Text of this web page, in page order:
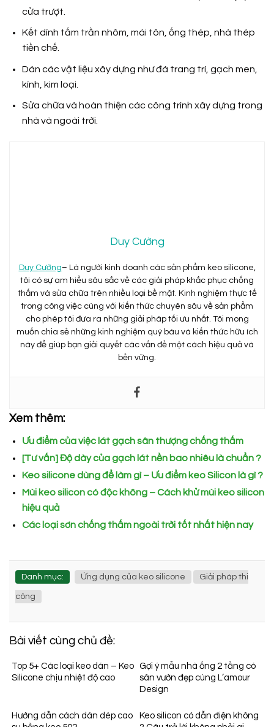
cửa trượt.
Kết dính tấm trần nhôm, mái tôn, ống thép, nhà thép
tiền chế.
Dán các vật liệu xây dựng như đá trang trí, gạch men,
kính, kim loại.
Sửa chữa và hoàn thiện các công trình xây dựng trong
nhà và ngoài trời.
Duy Cường
Duy Cường– Là người kinh doanh các sản phẩm keo silicone,
tôi có sự am hiểu sâu sắc về các giải pháp khắc phục chống
thấm và sửa chữa trên nhiều loại bề mặt. Kinh nghiệm thực tế
trong công việc cùng với kiến thức chuyên sâu về sản phẩm
cho phép tôi đưa ra những giải pháp tối ưu nhất. Tôi mong
muốn chia sẻ những kinh nghiệm quý báu và kiến thức hữu ích
này để giúp bạn giải quyết các vấn đề một cách hiệu quả và
bền vững.
Xem thêm:
Ưu điểm của việc lát gạch sân thượng chống thấm
[Tư vấn] Độ dày của gạch lát nền bao nhiêu là chuẩn ?
Keo silicone dùng để làm gì – Ưu điểm keo Silicon là gì ?
Mùi keo silicon có độc không – Cách khử mùi keo silicon
hiệu quả
Các loại sơn chống thấm ngoài trời tốt nhất hiện nay
Danh mục: Ứng dụng của keo silicone Giải pháp thi
công
Bài viết cùng chủ đề:
Top 5+ Các loại keo dán – Keo
Silicone chịu nhiệt độ cao
Gợi ý mẫu nhà ống 2 tầng có
sân vườn đẹp cùng L’amour
Design
Hướng dẫn cách dán dép cao
Keo silicon có dẫn điện không